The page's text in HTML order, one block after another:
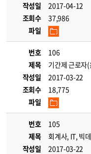
작성일
2017-04-12
조회수
37,986
파일
번호
106
제목
기간제 근로자
작성일
2017-03-22
조회수
18,775
파일
번호
105
제목
회계사, IT, 빅
작성일
2017-03-22